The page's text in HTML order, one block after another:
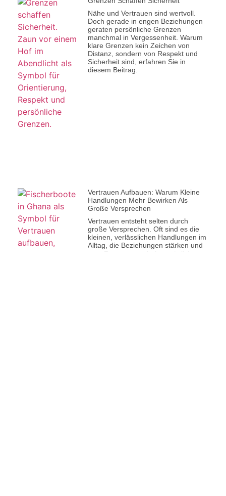
Nähe und Vertrauen sind wertvoll.
Doch gerade in engen Beziehungen
geraten persönliche Grenzen
manchmal in Vergessenheit. Warum
klare Grenzen kein Zeichen von
Distanz, sondern von Respekt und
Sicherheit sind, erfahren Sie in
diesem Beitrag.
Vertrauen Aufbauen: Warum Kleine
Handlungen Mehr Bewirken Als
Große Versprechen
Vertrauen entsteht selten durch
große Versprechen. Oft sind es die
kleinen, verlässlichen Handlungen im
Alltag, die Beziehungen stärken und
gute Zusammenarbeit ermöglichen.